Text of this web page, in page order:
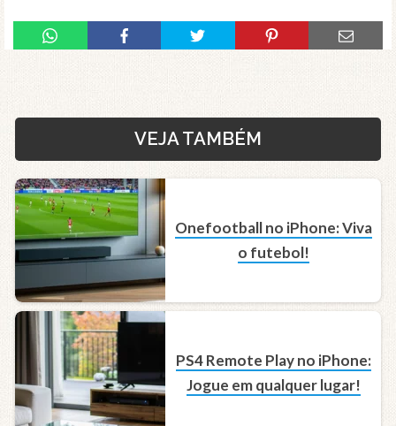
VEJA TAMBÉM
Onefootball no iPhone: Viva
o futebol!
PS4 Remote Play no iPhone:
Jogue em qualquer lugar!